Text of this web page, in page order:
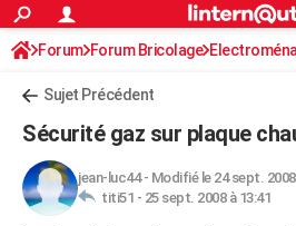
ACTUALITÉS
Politique
Société
Faits Divers
Education
Monde
Villes
+
FINANCE
Retraite
Impôts
Epargne
Immobilier
Risques naturels par ville
Banque
Assurance
Crédit
AUTO
S'inscrire
Connexion
Forum Forum Bricolage
Sujet Précédent
Sécurité gaz sur plaque
jean-luc44- Modifié le 24 sept. 2008
titi51 - 25 sept. 2008 à 13:41